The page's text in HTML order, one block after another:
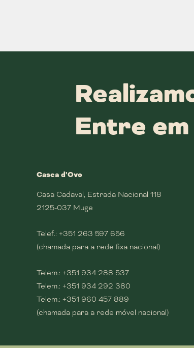
Entre
Casca d’Ovo
Casa Cadaval, Estrada Nacional 118
2125-037 Muge
Telef.: +351 263 597 656
(chamada para a rede fixa nacional)
Telem.: +351 934 288 537
Telem.: +351 934 292 380
Telem.: +351 960 457 889
(chamada para a rede móvel nacional)